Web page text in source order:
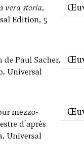
vera storia,
Edition, 5
de Paul Sacher,
Universal
mezzo-
d'après
Universal